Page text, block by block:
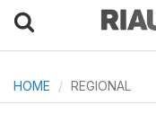
HOME REGIONAL